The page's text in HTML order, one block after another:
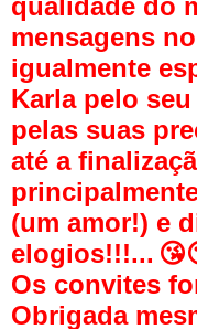
mensagens
igualmente
Karla pelo
pelas suas
até a
(um amor!) e
elogios!!!...
Os convites
Obrigada